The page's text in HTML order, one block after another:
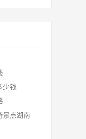
少钱
景点湖南